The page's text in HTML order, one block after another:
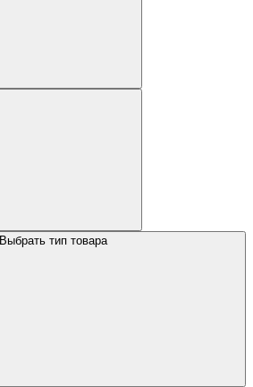
Выбрать тип товара